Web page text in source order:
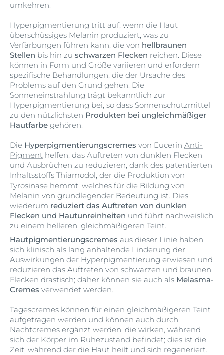
umkehren.
Hyperpigmentierung tritt auf, wenn die Haut
überschüssiges Melanin produziert, was zu
Verfärbungen führen kann, die von hellbraunen
Stellen bis hin zu schwarzen Flecken reichen. Diese
können in Form und Größe variieren und erfordern
spezifische Behandlungen, die der Ursache des
Problems auf den Grund gehen. Die
Sonneneinstrahlung trägt bekanntlich zur
Hyperpigmentierung bei, so dass Sonnenschutzmittel
zu den nützlichsten Produkten bei ungleichmäßiger
Hautfarbe gehören.
Die Hyperpigmentierungscremes von Eucerin Anti-
Pigment helfen, das Auftreten von dunklen Flecken
und Ausbrüchen zu reduzieren, dank des patentierten
Inhaltsstoffs Thiamodol, der die Produktion von
Tyrosinase hemmt, welches für die Bildung von
Melanin von grundlegender Bedeutung ist. Dies
wiederum reduziert das Auftreten von dunklen
Flecken und Hautunreinheiten und führt nachweislich
zu einem helleren, gleichmäßigeren Teint.
Hautpigmentierungscremes aus dieser Linie haben
sich klinisch als lang anhaltende Linderung der
Auswirkungen der Hyperpigmentierung erwiesen und
reduzieren das Auftreten von schwarzen und braunen
Flecken drastisch; daher können sie auch als Melasma-
Cremes verwendet werden.
Tagescremes können für einen gleichmäßigeren Teint
aufgetragen werden und können auch durch
Nachtcremes ergänzt werden, die wirken, während
sich der Körper im Ruhezustand befindet; dies ist die
Zeit, während der die Haut heilt und sich regeneriert.